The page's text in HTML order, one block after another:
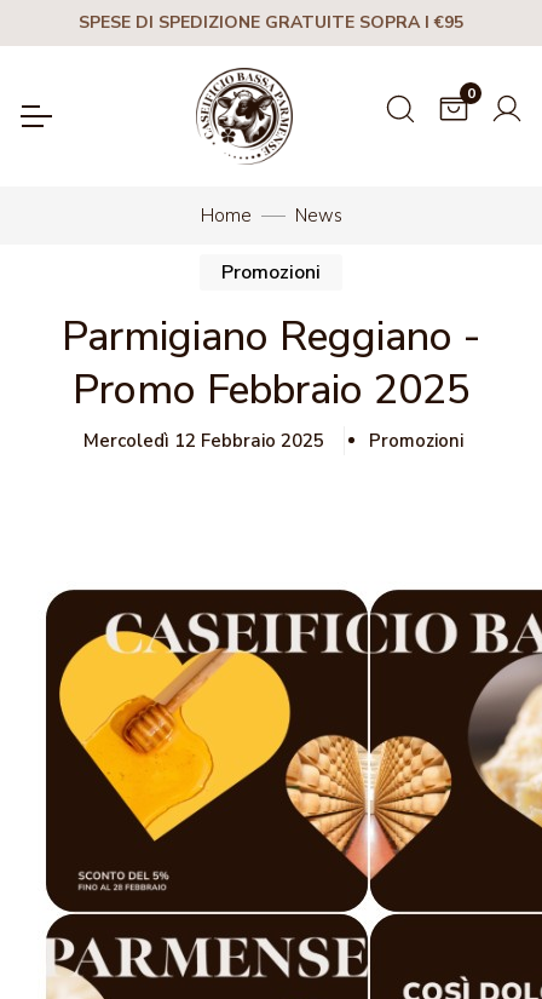
SPESE DI SPEDIZIONE GRATUITE SOPRA I €95
0
Home News
Promozioni
Parmigiano Reggiano -
Promo Febbraio 2025
Mercoledì 12 Febbraio 2025 Promozioni